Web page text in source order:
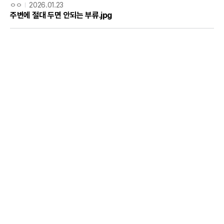
ㅇㅇ 2026.01.23
주변에 절대 두면 안되는 부류.jpg